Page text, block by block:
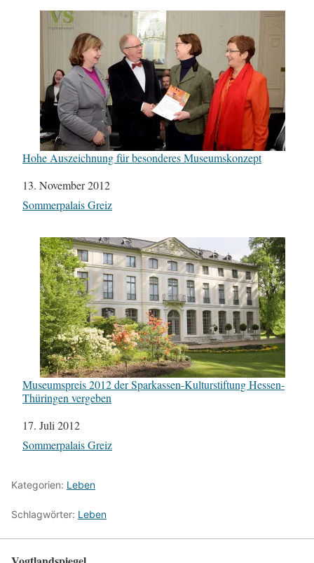
Hohe Auszeichnung für besonderes Museumskonzept
Datum
13. November 2012
In Bezug auf
Sommerpalais Greiz
Museumspreis 2012 der Sparkassen-Kulturstiftung Hessen-
Thüringen vergeben
Datum
17. Juli 2012
In Bezug auf
Sommerpalais Greiz
Kategorien: Leben
Schlagwörter: Leben